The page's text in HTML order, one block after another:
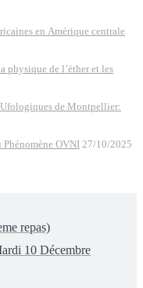
en Amérique centrale
physique de l’éther et les
de Montpellier:
OVNI 27/10/2025
repas)
10 Décembre